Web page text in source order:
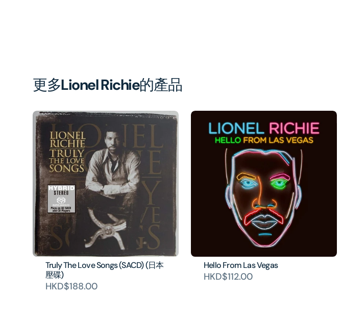
更多Lionel Richie的產品
Truly The Love Songs (SACD) (日本
壓碟)
HKD$188.00
Hello From Las Vegas
HKD$112.00